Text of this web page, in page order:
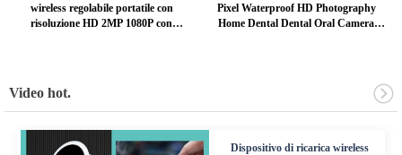
wireless regolabile portatile con
risoluzione HD 2MP 1080P con
Pixel Waterproof HD Photography
Home Dental Dental Oral Camera
Video hot.
Dispositivo di ricarica wireless